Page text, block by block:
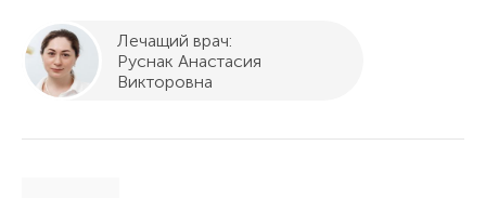
Лечащий врач:
Руснак Анастасия
Викторовна